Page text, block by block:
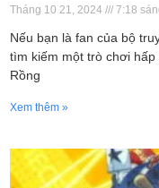
Tháng 10 21, 2024 7:18
Nếu bạn là fan của bộ
tìm kiếm một trò chơi
Rồng
Xem thêm »